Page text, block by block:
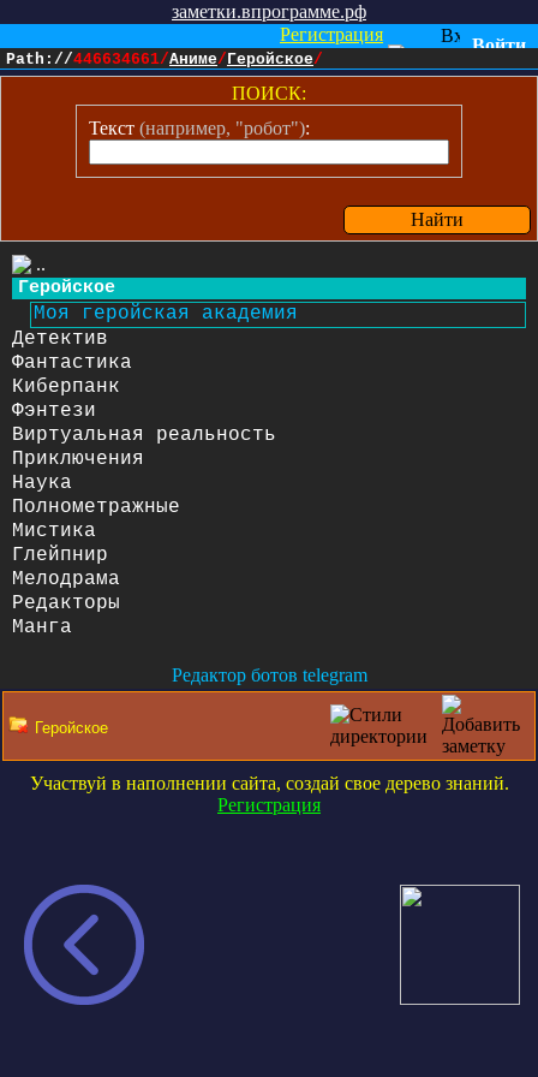
заметки.впрограмме.рф
Регистрация
Войти
Path://446634661/Аниме/Геройское/
ПОИСК:
Текст (например, "робот"):
Найти
..
Геройское
Моя геройская академия
Детектив
Фантастика
Киберпанк
Фэнтези
Виртуальная реальность
Приключения
Наука
Полнометражные
Мистика
Глейпнир
Мелодрама
Редакторы
Манга
Редактор ботов telegram
Участвуй в наполнении сайта, создай свое дерево знаний.
Регистрация